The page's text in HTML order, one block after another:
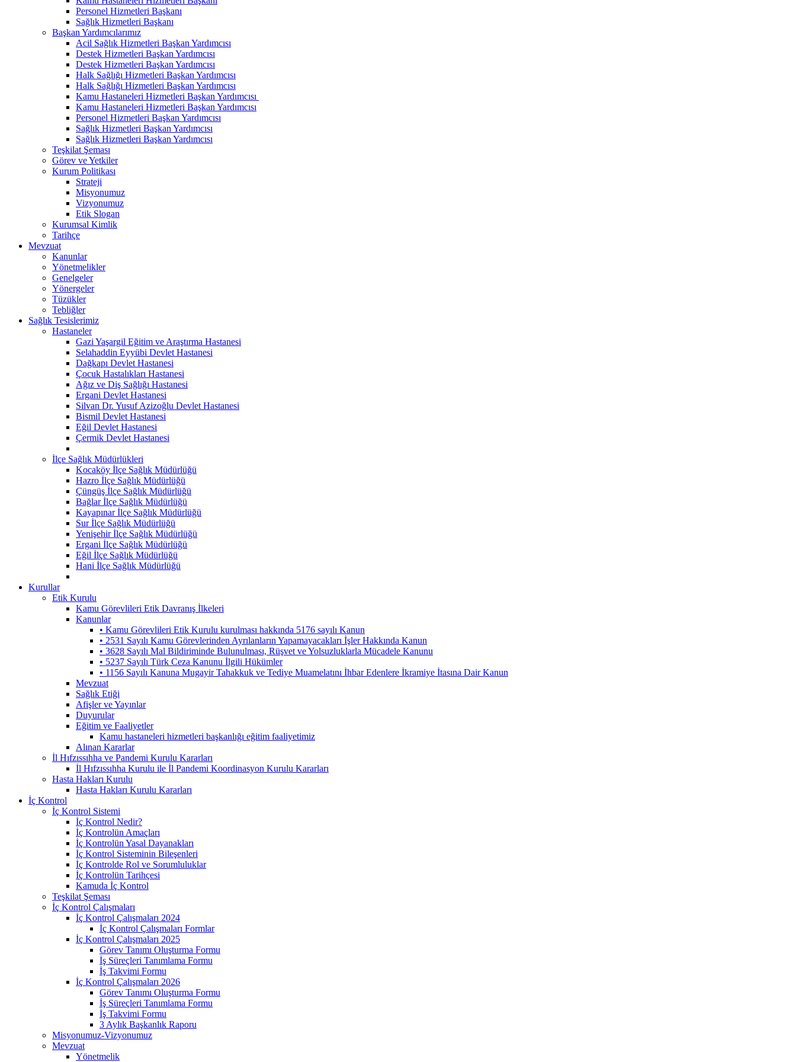
Personel Hizmetleri Başkanı
Sağlık Hizmetleri Başkanı
Başkan Yardımcılarımız
Acil Sağlık Hizmetleri Başkan Yardımcısı
Destek Hizmetleri Başkan Yardımcısı
Destek Hizmetleri Başkan Yardımcısı
Halk Sağlığı Hizmetleri Başkan Yardımcısı
Halk Sağlığı Hizmetleri Başkan Yardımcısı
Kamu Hastaneleri Hizmetleri Başkan Yardımcısı ​
Kamu Hastaneleri Hizmetleri Başkan Yardımcısı
Personel Hizmetleri Başkan Yardımcısı
Sağlık Hizmetleri Başkan Yardımcısı
Sağlık Hizmetleri Başkan Yardımcısı
Teşkilat Şeması
Görev ve Yetkiler
Kurum Politikası
Strateji
Misyonumuz
Vizyonumuz
Etik Slogan
Kurumsal Kimlik
Tarihçe
Mevzuat
Kanunlar
Yönetmelikler
Genelgeler
Yönergeler
Tüzükler
Tebliğler
Sağlık Tesislerimiz
Hastaneler
Gazi Yaşargil Eğitim ve Araştırma Hastanesi
Selahaddin Eyyübi Devlet Hastanesi
Dağkapı Devlet Hastanesi
Çocuk Hastalıkları Hastanesi
Ağız ve Diş Sağlığı Hastanesi
Ergani Devlet Hastanesi
Silvan Dr. Yusuf Azizoğlu Devlet Hastanesi
Bismil Devlet Hastanesi
Eğil Devlet Hastanesi
Çermik Devlet Hastanesi
İlçe Sağlık Müdürlükleri
Kocaköy İlçe Sağlık Müdürlüğü
Hazro İlçe Sağlık Müdürlüğü
Çüngüş İlçe Sağlık Müdürlüğü
Bağlar İlçe Sağlık Müdürlüğü
Kayapınar İlçe Sağlık Müdürlüğü
Sur İlçe Sağlık Müdürlüğü
Yenişehir İlçe Sağlık Müdürlüğü
Ergani İlçe Sağlık Müdürlüğü
Eğil İlçe Sağlık Müdürlüğü
Hani İlçe Sağlık Müdürlüğü
Kurullar
Etik Kurulu
Kamu Görevlileri Etik Davranış İlkeleri
Kanunlar
• Kamu Görevlileri Etik Kurulu kurulması hakkında 5176 sayılı Kanun
• 2531 Sayılı Kamu Görevlerinden Ayrılanların Yapamayacakları İşler Hakkında Kanun
• 3628 Sayılı Mal Bildiriminde Bulunulması, Rüşvet ve Yolsuzluklarla Mücadele Kanunu
• 5237 Sayılı Türk Ceza Kanunu İlgili Hükümler
• 1156 Sayılı Kanuna Mugayir Tahakkuk ve Tediye Muamelatını İhbar Edenlere İkramiye İtasına Dair Kanun
Mevzuat
Sağlık Etiği
Afişler ve Yayınlar
Duyurular
Eğitim ve Faaliyetler
Kamu hastaneleri hizmetleri başkanlığı eğitim faaliyetimiz
Alınan Kararlar
İl Hıfzıssıhha ve Pandemi Kurulu Kararları
İl Hıfzıssıhha Kurulu ile İl Pandemi Koordinasyon Kurulu Kararları
Hasta Hakları Kurulu
Hasta Hakları Kurulu Kararları
İç Kontrol
İç Kontrol Sistemi
İç Kontrol Nedir?
İç Kontrolün Amaçları
İç Kontrolün Yasal Dayanakları
İç Kontrol Sisteminin Bileşenleri
İç Kontrolde Rol ve Sorumluluklar
İç Kontrolün Tarihçesi
Kamuda İç Kontrol
Teşkilat Şeması
İç Kontrol Çalışmaları
İç Kontrol Çalışmaları 2024
İç Kontrol Çalışmaları Formlar
İç Kontrol Çalışmaları 2025
Görev Tanımı Oluşturma Formu
İş Süreçleri Tanımlama Formu
İş Takvimi Formu
İç Kontrol Çalışmaları 2026
Görev Tanımı Oluşturma Formu
İş Süreçleri Tanımlama Formu
İş Takvimi Formu
3 Aylık Başkanlık Raporu
Misyonumuz-Vizyonumuz
Mevzuat
Yönetmelik